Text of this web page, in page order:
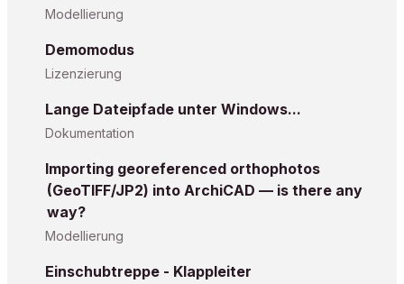
Modellierung
Demomodus
Lizenzierung
Lange Dateipfade unter Windows...
Dokumentation
Importing georeferenced orthophotos
(GeoTIFF/JP2) into ArchiCAD — is there any
way?
Modellierung
Einschubtreppe - Klappleiter